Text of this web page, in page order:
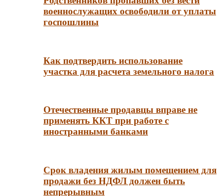
военнослужащих освободили от уплаты
госпошлины
Как подтвердить использование
участка для расчета земельного налога
Отечественные продавцы вправе не
применять ККТ при работе с
иностранными банками
Срок владения жилым помещением для
продажи без НДФЛ должен быть
непрерывным